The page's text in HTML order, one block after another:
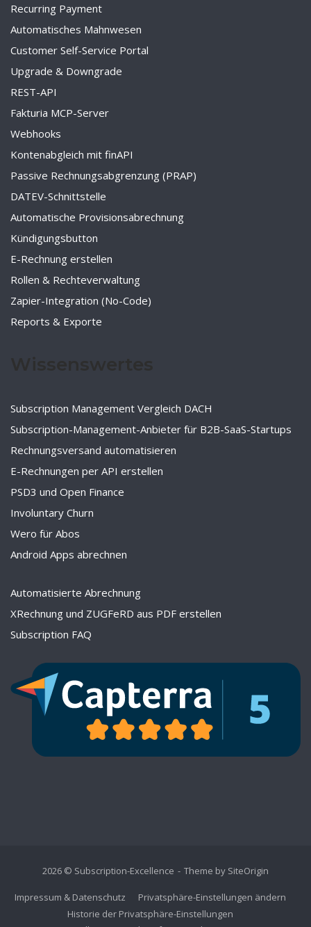
Recurring Payment
Automatisches Mahnwesen
Customer Self-Service Portal
Upgrade & Downgrade
REST-API
Fakturia MCP-Server
Webhooks
Kontenabgleich mit finAPI
Passive Rechnungsabgrenzung (PRAP)
DATEV-Schnittstelle
Automatische Provisionsabrechnung
Kündigungsbutton
E-Rechnung erstellen
Rollen & Rechteverwaltung
Zapier-Integration (No-Code)
Reports & Exporte
Subscription Management Vergleich DACH
Subscription-Management-Anbieter für B2B-SaaS-Startups
Rechnungsversand automatisieren
E-Rechnungen per API erstellen
PSD3 und Open Finance
Involuntary Churn
Wero für Abos
Android Apps abrechnen
Automatisierte Abrechnung
XRechnung und ZUGFeRD aus PDF erstellen
Subscription FAQ
2026 © Subscription-Excellence Theme by SiteOrigin
Impressum & Datenschutz
Privatsphäre-Einstellungen ändern
Historie der Privatsphäre-Einstellungen